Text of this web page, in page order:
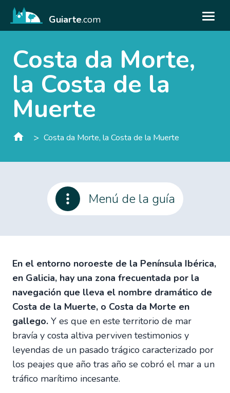
Guiarte.com
Costa da Morte,
la Costa de la
Muerte
> Costa da Morte, la Costa de la Muerte
Menú de la guía
En el entorno noroeste de la Península Ibérica,
en Galicia, hay una zona frecuentada por la
navegación que lleva el nombre dramático de
Costa de la Muerte, o Costa da Morte en
gallego. Y es que en este territorio de mar
bravía y costa altiva perviven testimonios y
leyendas de un pasado trágico caracterizado por
los peajes que año tras año se cobró el mar a un
tráfico marítimo incesante.